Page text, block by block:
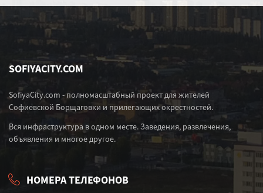
SOFIYACITY.COM
SofiyaCity.com - полномасштабный проект для жителей
Софиевской Борщаговки и прилегающих окрестностей.
Вся инфраструктура в одном месте. Заведения, развлечения,
объявления и многое другое.
НОМЕРА ТЕЛЕФОНОВ